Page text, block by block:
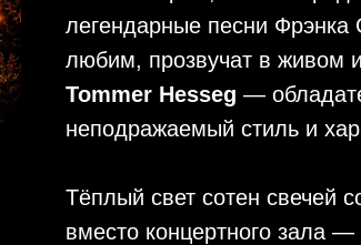
легендарные песни
любим, прозвучат в живом
Tommer Hesseg —
неподражаемый стиль и
Тёплый свет сотен свечей
вместо концертного зала